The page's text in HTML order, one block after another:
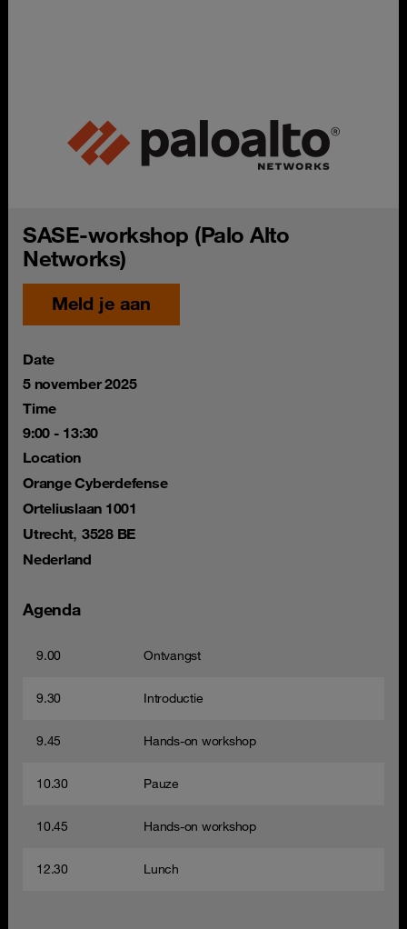
SASE-workshop (Palo Alto
Networks)
Meld je aan
Date
5 november 2025
Time
9:00 - 13:30
Location
Orange Cyberdefense
Orteliuslaan 1001
Utrecht, 3528 BE
Nederland
Agenda
9.00 Ontvangst
9.30 Introductie
9.45 Hands-on workshop
10.30 Pauze
10.45 Hands-on workshop
12.30 Lunch